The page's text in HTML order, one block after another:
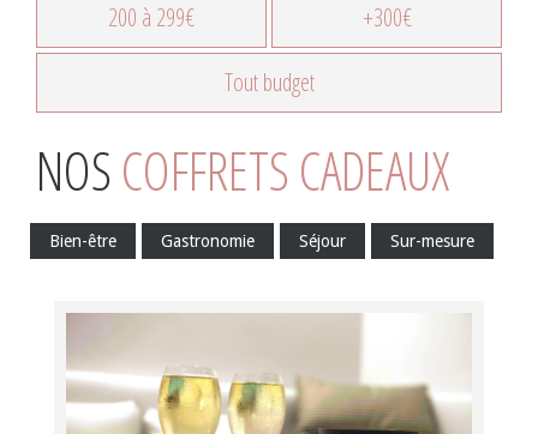
200 à 299€
+300€
Tout budget
NOS COFFRETS CADEAUX
Bien-être Gastronomie Séjour Sur-mesure